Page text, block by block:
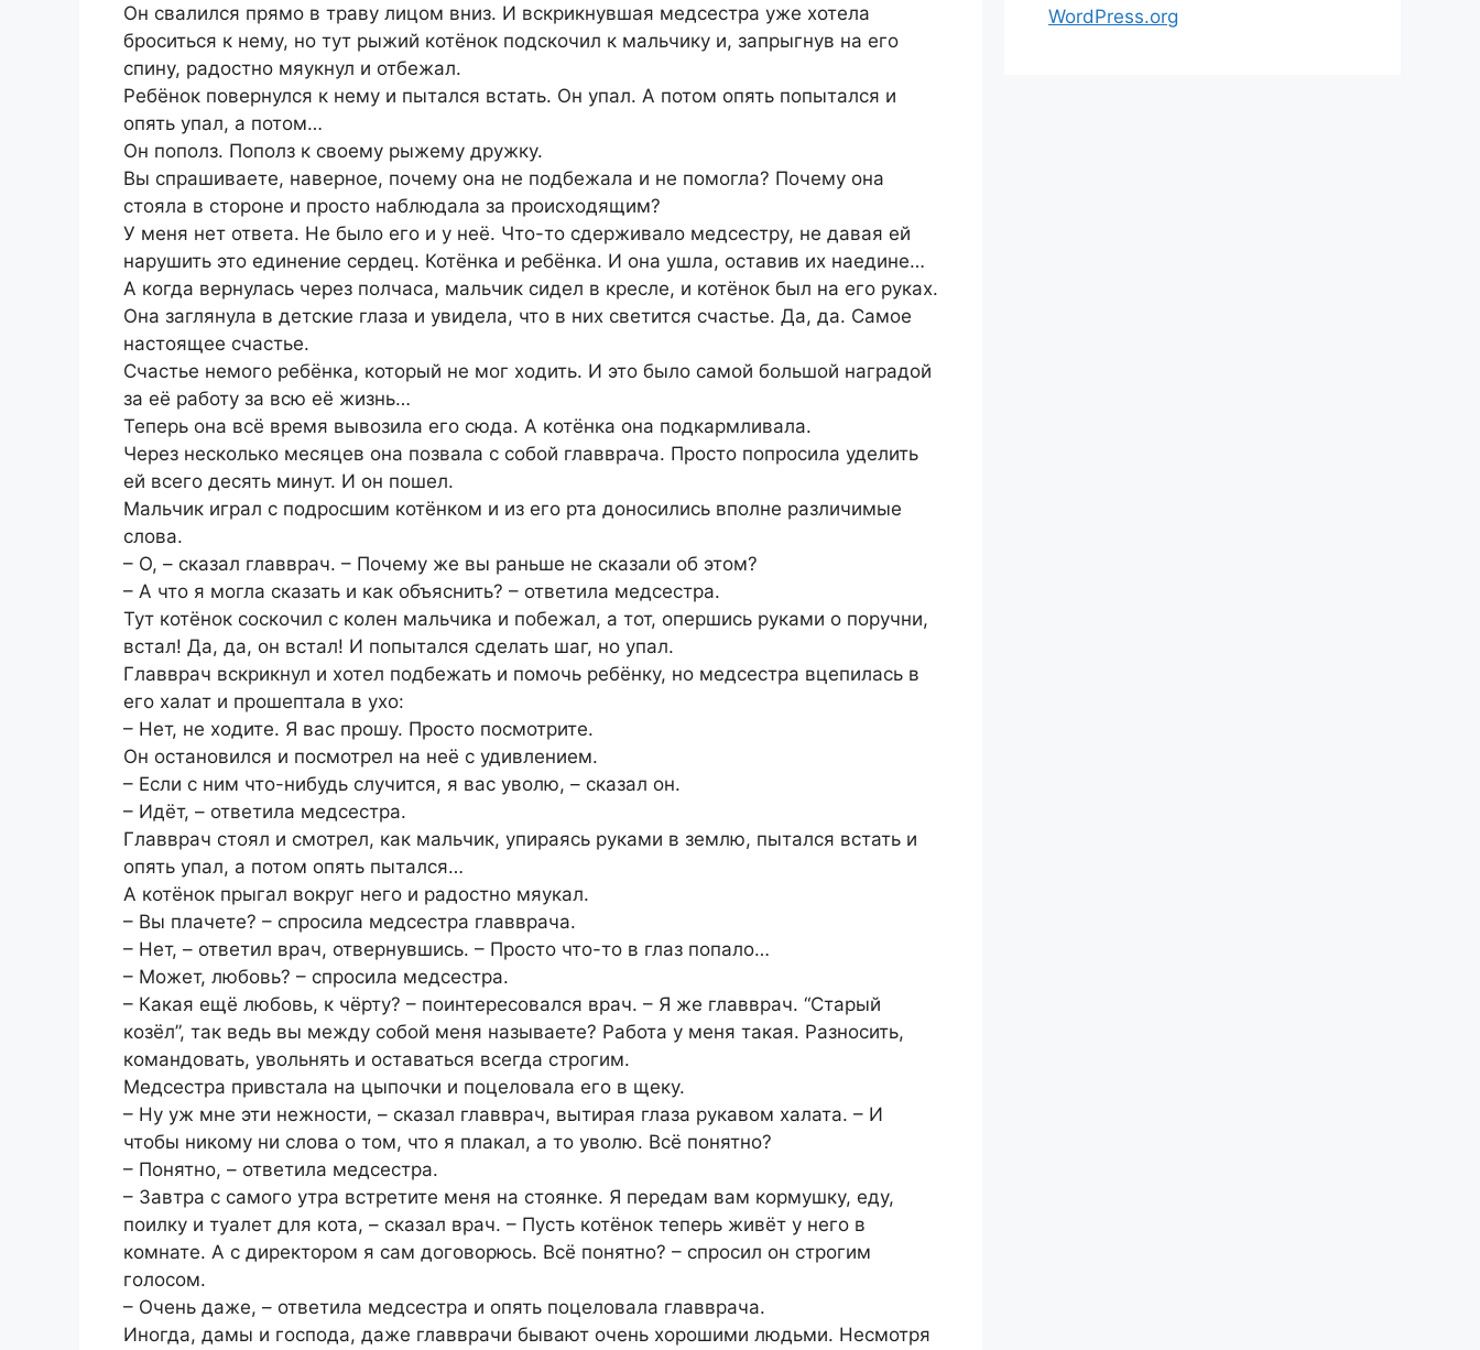
Он свалился прямо в траву лицом вниз. И вскрикнувшая медсестра уже хотела
броситься к нему, но тут рыжий котёнок подскочил к мальчику и, запрыгнув на его
спину, радостно мяукнул и отбежал.
Ребёнок повернулся к нему и пытался встать. Он упал. А потом опять попытался и
опять упал, а потом…
Он пополз. Пополз к своему рыжему дружку.
Вы спрашиваете, наверное, почему она не подбежала и не помогла? Почему она
стояла в стороне и просто наблюдала за происходящим?
У меня нет ответа. Не было его и у неё. Что-то сдерживало медсестру, не давая ей
нарушить это единение сердец. Котёнка и ребёнка. И она ушла, оставив их наедине…
А когда вернулась через полчаса, мальчик сидел в кресле, и котёнок был на его руках.
Она заглянула в детские глаза и увидела, что в них светится счастье. Да, да. Самое
настоящее счастье.
Счастье немого ребёнка, который не мог ходить. И это было самой большой наградой
за её работу за всю её жизнь…
Теперь она всё время вывозила его сюда. А котёнка она подкармливала.
Через несколько месяцев она позвала с собой главврача. Просто попросила уделить
ей всего десять минут. И он пошел.
Мальчик играл с подросшим котёнком и из его рта доносились вполне различимые
слова.
– О, – сказал главврач. – Почему же вы раньше не сказали об этом?
– А что я могла сказать и как объяснить? – ответила медсестра.
Тут котёнок соскочил с колен мальчика и побежал, а тот, опершись руками о поручни,
встал! Да, да, он встал! И попытался сделать шаг, но упал.
Главврач вскрикнул и хотел подбежать и помочь ребёнку, но медсестра вцепилась в
его халат и прошептала в ухо:
– Нет, не ходите. Я вас прошу. Просто посмотрите.
Он остановился и посмотрел на неё с удивлением.
– Если с ним что-нибудь случится, я вас уволю, – сказал он.
– Идёт, – ответила медсестра.
Главврач стоял и смотрел, как мальчик, упираясь руками в землю, пытался встать и
опять упал, а потом опять пытался…
А котёнок прыгал вокруг него и радостно мяукал.
– Вы плачете? – спросила медсестра главврача.
– Нет, – ответил врач, отвернувшись. – Просто что-то в глаз попало…
– Может, любовь? – спросила медсестра.
– Какая ещё любовь, к чёрту? – поинтересовался врач. – Я же главврач. “Старый
козёл”, так ведь вы между собой меня называете? Работа у меня такая. Разносить,
командовать, увольнять и оставаться всегда строгим.
Медсестра привстала на цыпочки и поцеловала его в щеку.
– Ну уж мне эти нежности, – сказал главврач, вытирая глаза рукавом халата. – И
чтобы никому ни слова о том, что я плакал, а то уволю. Всё понятно?
– Понятно, – ответила медсестра.
– Завтра с самого утра встретите меня на стоянке. Я передам вам кормушку, еду,
поилку и туалет для кота, – сказал врач. – Пусть котёнок теперь живёт у него в
комнате. А с директором я сам договорюсь. Всё понятно? – спросил он строгим
голосом.
– Очень даже, – ответила медсестра и опять поцеловала главврача.
Иногда, дамы и господа, даже главврачи бывают очень хорошими людьми. Несмотря
WordPress.org